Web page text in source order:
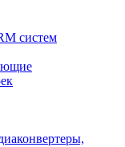
систем